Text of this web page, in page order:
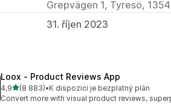
Grepvägen 1, Tyresö,
31. říjen 2023
Loox ‑ Product Reviews App
4,9z 5 hvězd
(8 883)
Celkový počet recenzí: 8883
•K dispozici je bezplatný plán
Convert more with visual product reviews,